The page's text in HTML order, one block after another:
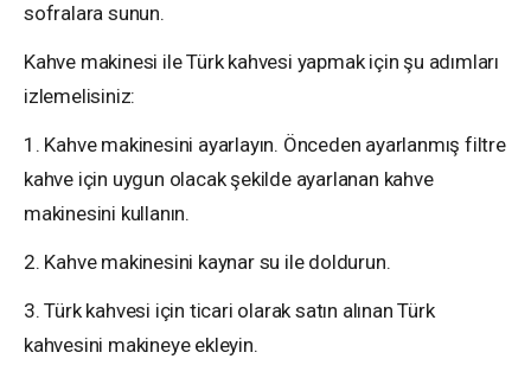
sofralara sunun.
Kahve makinesi ile Türk kahvesi yapmak için şu adımları
izlemelisiniz:
1. Kahve makinesini ayarlayın. Önceden ayarlanmış filtre
kahve için uygun olacak şekilde ayarlanan kahve
makinesini kullanın.
2. Kahve makinesini kaynar su ile doldurun.
3. Türk kahvesi için ticari olarak satın alınan Türk
kahvesini makineye ekleyin.